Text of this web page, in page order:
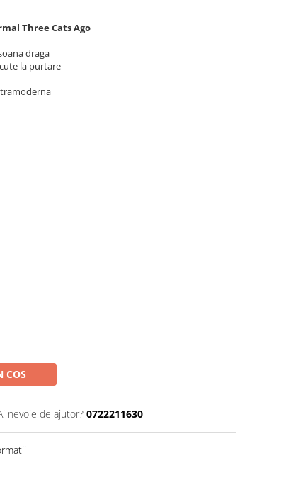
Three Cats Ago
draga
la purtare
COS
nevoie de ajutor? 0722211630